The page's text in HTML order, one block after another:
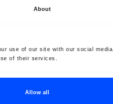
About
use of our site with our social media,
of their services.
Allow all
de
als
onder